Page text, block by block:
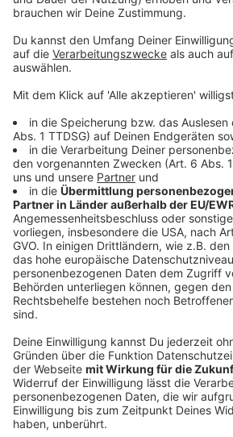
dürfen Geschäfte öffnen
Anzeige
Außerdem verkündete Laumann
der alten Coronaschutzverordnung
dass es weitere Maßnahmen gebe,
Verordnung vom 1. Oktober an
In der Adventszeit dürfen
sonntags von 13 bis 18 Uhr
das Gedränge in
Adventssamstagen entzerrt
Es handele sich um eine
der Corona-Pandemie. Das
den Sonntagsschutz
Weihnachtsmärktewerden
Coronaschutz-Verordnung
Voraussetzungen sind eine
Hygienekonzept und
etwa an Glühweinständen. Es